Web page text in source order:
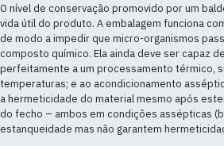
O nível de conservação promovido por um
vida útil do produto. A embalagem funciona
de modo a impedir que micro-organismos
composto químico. Ela ainda deve ser capaz
perfeitamente a um processamento térmico,
temperaturas; e ao acondicionamento
a hermeticidade do material mesmo após
do fecho – ambos em condições assépticas
estanqueidade mas não garantem